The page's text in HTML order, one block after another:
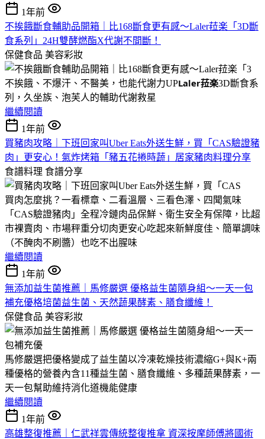
1年前
不挨餓斷食輔助品開箱｜比168斷食更有感～Laler菈楽「3D斷
食系列」24H雙酵燃酯X代謝不間斷！
保健食品 美容彩妝
不挨餓、不爆汗、不醫美，也能代謝力UPLaler菈楽3D斷食系
列，久坐族、泡芙人的輔助代謝救星
繼續閱讀
1年前
買豬肉攻略｜下班回家叫Uber Eats外送生鮮，買「CAS驗證豬
肉」更安心！氣炸烤箱「豬五花捲時蔬」居家豬肉料理分享
食譜料理 食譜分享
買肉怎麼挑？一看標章、二看溫層、三看色澤、四聞氣味
「CAS驗證豬肉」全程冷鏈肉品保鮮、衛生安全有保障，比超
市裸賣肉、市場秤重分切肉更安心吃起來新鮮度佳、簡單調味
（不醃肉不刷醬）也吃不出腥味
繼續閱讀
1年前
無添加益生菌推薦｜馬修嚴選 優格益生菌隨身組～一天一包
補充優格培菌益生菌、天然蔬果酵素、膳食纖維！
保健食品 美容彩妝
馬修嚴選把優格變成了益生菌以冷凍乾燥技術濃縮G+與K+兩
種優格的營養內含11種益生菌、膳食纖維、多種蔬果酵素，一
天一包幫助維持消化道機能健康
繼續閱讀
1年前
高雄整復推薦｜仁武祥雲傳統整復推拿 資深按摩師傅將國術